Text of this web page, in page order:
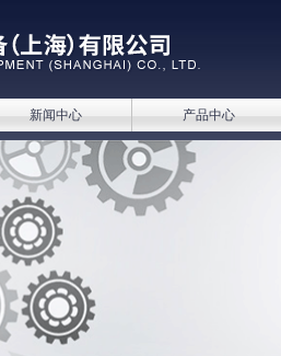
新闻中心 产品中心